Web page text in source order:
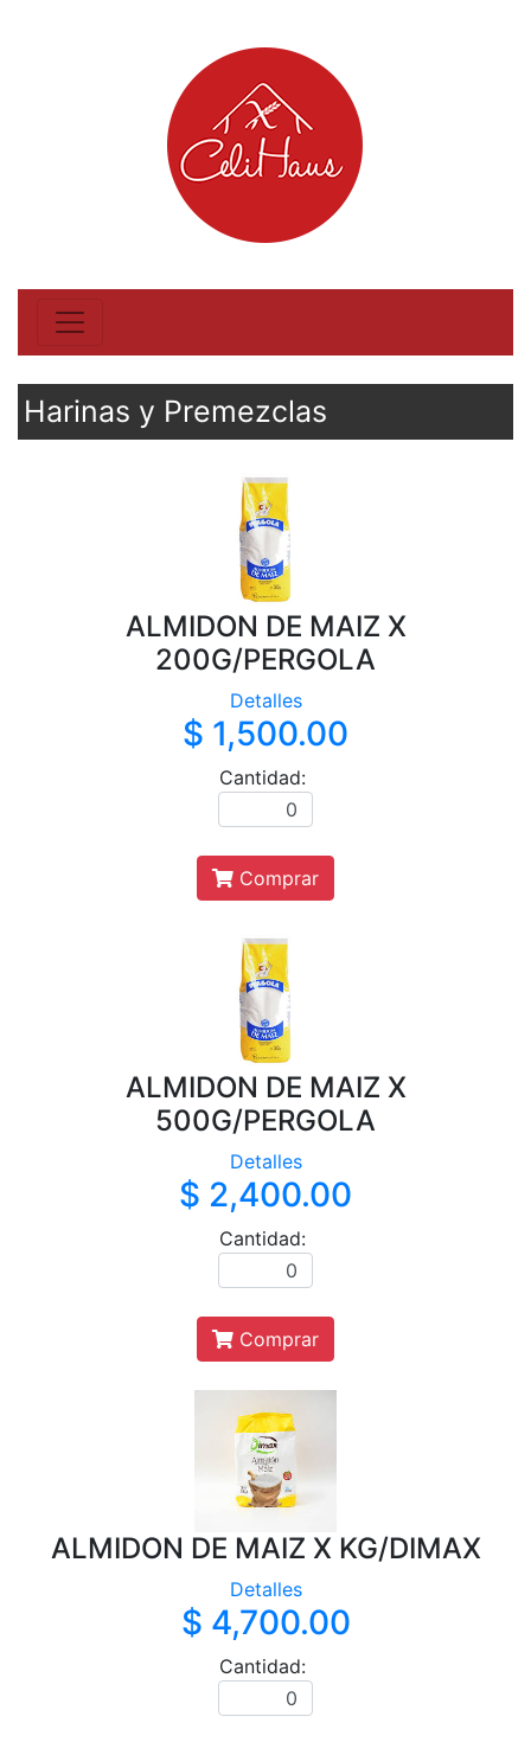
Harinas y Premezclas
ALMIDON DE MAIZ X
200G/PERGOLA
Detalles
$ 1,500.00
Cantidad:
Comprar
ALMIDON DE MAIZ X
500G/PERGOLA
Detalles
$ 2,400.00
Cantidad:
Comprar
ALMIDON DE MAIZ X KG/DIMAX
Detalles
$ 4,700.00
Cantidad: